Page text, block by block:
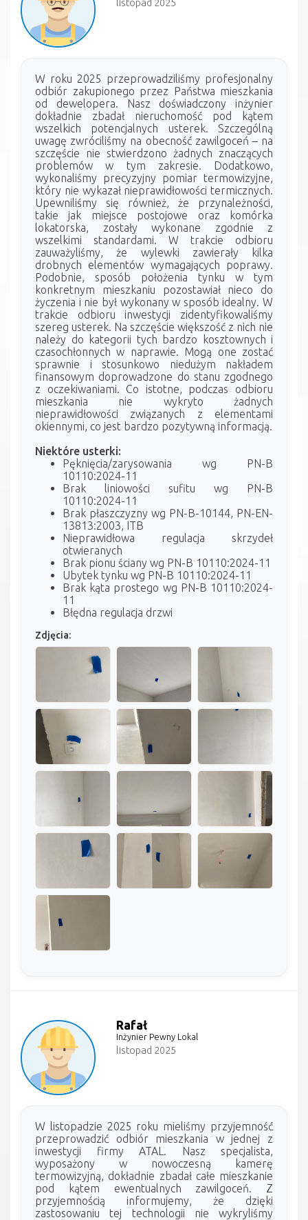
listopad 2025
W roku 2025 przeprowadziliśmy profesjonalny
odbiór zakupionego przez Państwa mieszkania
od dewelopera. Nasz doświadczony inżynier
dokładnie zbadał nieruchomość pod kątem
wszelkich potencjalnych usterek. Szczególną
uwagę zwróciliśmy na obecność zawilgoceń – na
szczęście nie stwierdzono żadnych znaczących
problemów w tym zakresie. Dodatkowo,
wykonaliśmy precyzyjny pomiar termowizyjne,
który nie wykazał nieprawidłowości termicznych.
Upewniliśmy się również, że przynależności,
takie jak miejsce postojowe oraz komórka
lokatorska, zostały wykonane zgodnie z
wszelkimi standardami. W trakcie odbioru
zauważyliśmy, że wylewki zawierały kilka
drobnych elementów wymagających poprawy.
Podobnie, sposób położenia tynku w tym
konkretnym mieszkaniu pozostawiał nieco do
życzenia i nie był wykonany w sposób idealny. W
trakcie odbioru inwestycji zidentyfikowaliśmy
szereg usterek. Na szczęście większość z nich nie
należy do kategorii tych bardzo kosztownych i
czasochłonnych w naprawie. Mogą one zostać
sprawnie i stosunkowo niedużym nakładem
finansowym doprowadzone do stanu zgodnego
z oczekiwaniami. Co istotne, podczas odbioru
mieszkania nie wykryto żadnych
nieprawidłowości związanych z elementami
okiennymi, co jest bardzo pozytywną informacją.
Niektóre usterki:
Pęknięcia/zarysowania wg PN-B
10110:2024-11
Brak liniowości sufitu wg PN-B
10110:2024-11
Brak płaszczyzny wg PN-B-10144, PN-EN-
13813:2003, ITB
Nieprawidłowa regulacja skrzydeł
otwieranych
Brak pionu ściany wg PN-B 10110:2024-11
Ubytek tynku wg PN-B 10110:2024-11
Brak kąta prostego wg PN-B 10110:2024-
11
Błędna regulacja drzwi
Zdjęcia:
Rafał
Inżynier Pewny Lokal
listopad 2025
W listopadzie 2025 roku mieliśmy przyjemność
przeprowadzić odbiór mieszkania w jednej z
inwestycji firmy ATAL. Nasz specjalista,
wyposażony w nowoczesną kamerę
termowizyjną, dokładnie zbadał całe mieszkanie
pod kątem ewentualnych zawilgoceń. Z
przyjemnością informujemy, że dzięki
zastosowaniu tej technologii nie wykryliśmy